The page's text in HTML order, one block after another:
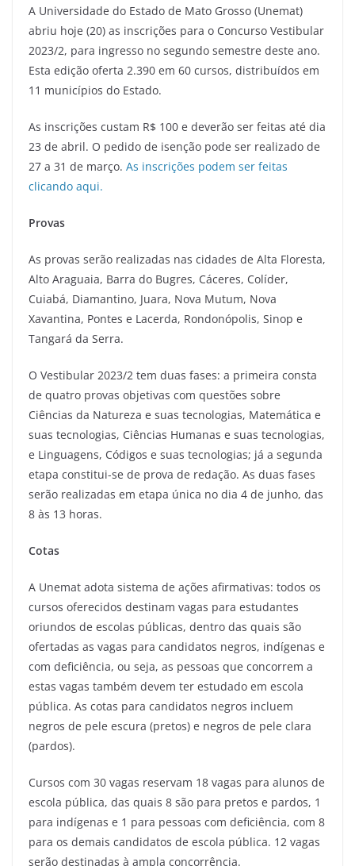
A Universidade do Estado de Mato Grosso (Unemat)
abriu hoje (20) as inscrições para o Concurso Vestibular
2023/2, para ingresso no segundo semestre deste ano.
Esta edição oferta 2.390 em 60 cursos, distribuídos em
11 municípios do Estado.
As inscrições custam R$ 100 e deverão ser feitas até dia
23 de abril. O pedido de isenção pode ser realizado de
27 a 31 de março. As inscrições podem ser feitas
clicando aqui.
Provas
As provas serão realizadas nas cidades de Alta Floresta,
Alto Araguaia, Barra do Bugres, Cáceres, Colíder,
Cuiabá, Diamantino, Juara, Nova Mutum, Nova
Xavantina, Pontes e Lacerda, Rondonópolis, Sinop e
Tangará da Serra.
O Vestibular 2023/2 tem duas fases: a primeira consta
de quatro provas objetivas com questões sobre
Ciências da Natureza e suas tecnologias, Matemática e
suas tecnologias, Ciências Humanas e suas tecnologias,
e Linguagens, Códigos e suas tecnologias; já a segunda
etapa constitui-se de prova de redação. As duas fases
serão realizadas em etapa única no dia 4 de junho, das
8 às 13 horas.
Cotas
A Unemat adota sistema de ações afirmativas: todos os
cursos oferecidos destinam vagas para estudantes
oriundos de escolas públicas, dentro das quais são
ofertadas as vagas para candidatos negros, indígenas e
com deficiência, ou seja, as pessoas que concorrem a
estas vagas também devem ter estudado em escola
pública. As cotas para candidatos negros incluem
negros de pele escura (pretos) e negros de pele clara
(pardos).
Cursos com 30 vagas reservam 18 vagas para alunos de
escola pública, das quais 8 são para pretos e pardos, 1
para indígenas e 1 para pessoas com deficiência, com 8
para os demais candidatos de escola pública. 12 vagas
serão destinadas à ampla concorrência.